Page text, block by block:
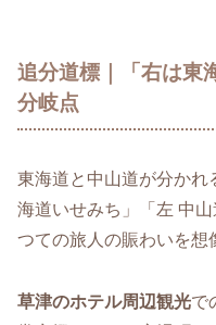
追分道標｜「右は東
分岐点
東海道と中山道が分かれ
海道いせみち」「左 中
つての旅人の賑わいを想
草津のホテル周辺観光で